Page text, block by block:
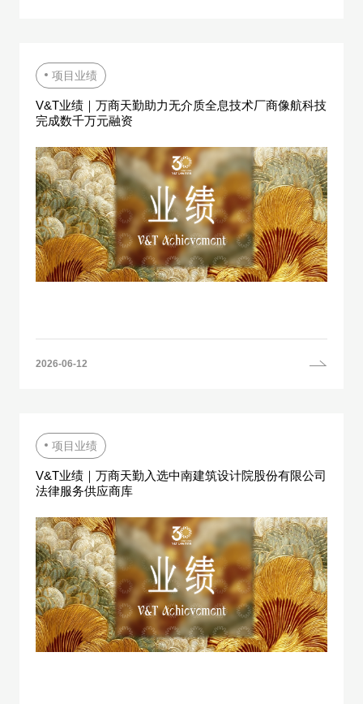
项目业绩
V&T业绩｜万商天勤助力无介质全息技术厂商像航科技
完成数千万元融资
2026-06-12
项目业绩
V&T业绩｜万商天勤入选中南建筑设计院股份有限公司
法律服务供应商库